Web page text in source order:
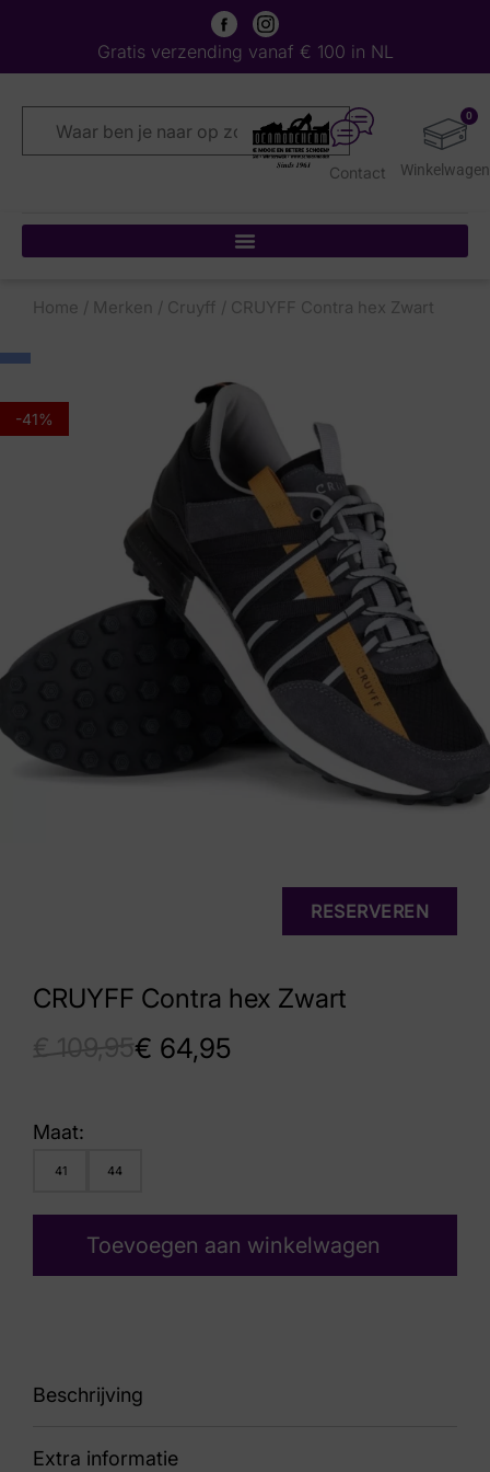
Gratis verzending vanaf € 100 in NL
0
Contact
Home / Merken / Cruyff / CRUYFF Contra hex Zwart
-41%
CRUYFF Contra hex Zwart
€ 64,95
RESERVEREN
Maat:
41 44
Toevoegen aan winkelwagen
Beschrijving
sneaker
Extra informatie